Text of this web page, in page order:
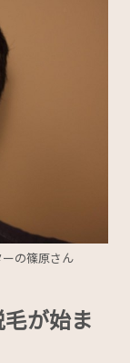
の篠原さん
が始ま